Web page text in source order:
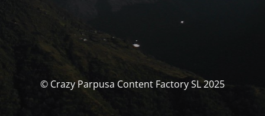
© Crazy Parpusa Content Factory SL 2025